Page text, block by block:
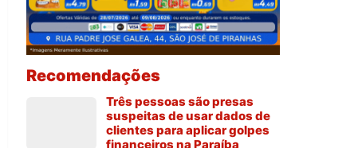
Recomendações
Três pessoas são presas
suspeitas de usar dados de
clientes para aplicar golpes
financeiros na Paraíba